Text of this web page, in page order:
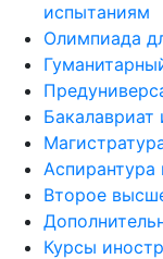
испытаниям
Олимпиада
Бакалавриат
Аспирантура
Второе
Курсы